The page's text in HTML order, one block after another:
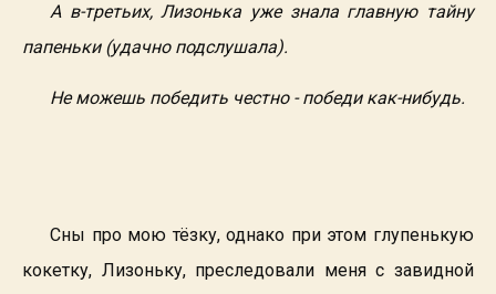
А в-третьих, Лизонька уже знала главную тайну
папеньки (удачно подслушала).
Не можешь победить честно - победи как-нибудь.
Сны про мою тёзку, однако при этом глупенькую
кокетку, Лизоньку, преследовали меня с завидной